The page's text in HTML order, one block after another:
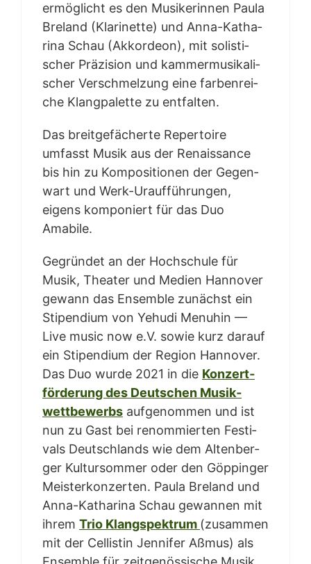
ermög­licht es den Musi­ke­rin­nen Pau­la
Bre­land (Kla­ri­net­te) und Anna-Katha­
ri­na Schau (Akkor­de­on), mit solis­ti­
scher Prä­zi­si­on und kam­mer­mu­si­ka­li­
scher Ver­schmel­zung eine far­ben­rei­
che Klang­pa­let­te zu entfalten.
Das breit­ge­fä­cher­te Reper­toire
umfasst Musik aus der Renais­sance
bis hin zu Kom­po­si­tio­nen der Gegen­
wart und Werk-Urauf­füh­run­gen,
eigens kom­po­niert für das Duo
Amabile.
Gegrün­det an der Hoch­schu­le für
Musik, Thea­ter und Medi­en Han­no­ver
gewann das Ensem­ble zunächst ein
Sti­pen­di­um von Yehu­di Menu­hin —
Live music now e.V. sowie kurz dar­auf
ein Sti­pen­di­um der Regi­on Han­no­ver.
Das Duo wur­de 2021 in die Kon­zert­
för­de­rung des Deut­schen Musik­
wett­be­werbs auf­ge­nom­men und ist
nun zu Gast bei renom­mier­ten Fes­ti­
vals Deutsch­lands wie dem Alten­ber­
ger Kul­tur­som­mer oder den Göp­pin­g­er
Meis­ter­kon­zer­ten. Pau­la Bre­land und
Anna-Katha­ri­na Schau gewan­nen mit
ihrem Trio Klang­spek­trum (zusam­men
mit der Cel­lis­tin Jen­ni­fer Aßmus) als